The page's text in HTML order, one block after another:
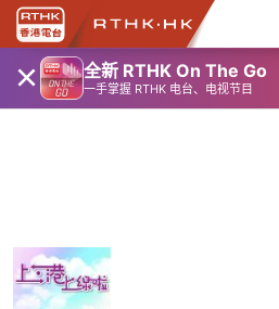
× 全新 RTHK On The Go
一手掌握 RTHK 电台、电视节目